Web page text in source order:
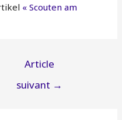
« Scouten am
Article
suivant →